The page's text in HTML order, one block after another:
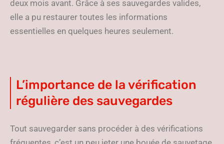
deux mois avant. Grâce à ses sauvegardes valides,
elle a pu restaurer toutes les informations
essentielles en quelques heures seulement.
L’importance de la vérification
régulière des sauvegardes
Tout sauvegarder sans procéder à des vérifications